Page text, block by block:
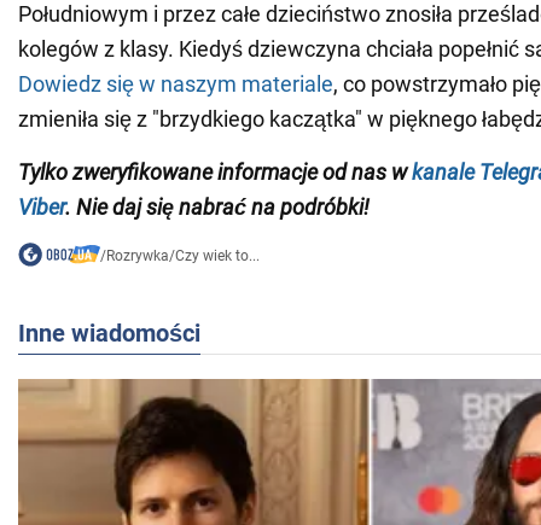
Południowym i przez całe dzieciństwo znosiła
kolegów z klasy. Kiedyś dziewczyna chciała popełnić
Dowiedz się w naszym materiale, co powstrzymało
zmieniła się z "brzydkiego kaczątka" w pięknego
Tylko zweryfikowane informacje od nas wkanale
Viber. Nie daj się nabrać na podróbki!
/Rozrywka/Czy wiek to...
Inne wiadomości